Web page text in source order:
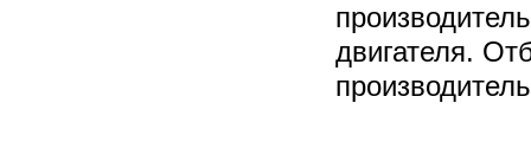
двигателя.